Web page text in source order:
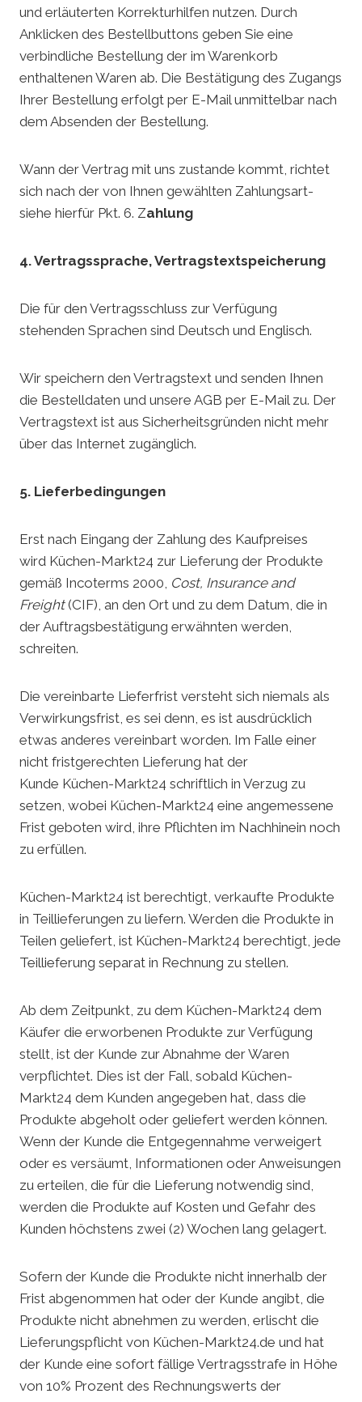
und erläuterten Korrekturhilfen nutzen. Durch
Anklicken des Bestellbuttons geben Sie eine
verbindliche Bestellung der im Warenkorb
enthaltenen Waren ab. Die Bestätigung des Zugangs
Ihrer Bestellung erfolgt per E-Mail unmittelbar nach
dem Absenden der Bestellung.
Wann der Vertrag mit uns zustande kommt, richtet
sich nach der von Ihnen gewählten Zahlungsart-
siehe hierfür Pkt. 6. Zahlung
4. Vertragssprache, Vertragstextspeicherung
Die für den Vertragsschluss zur Verfügung
stehenden Sprachen sind Deutsch und Englisch.
Wir speichern den Vertragstext und senden Ihnen
die Bestelldaten und unsere AGB per E-Mail zu. Der
Vertragstext ist aus Sicherheitsgründen nicht mehr
über das Internet zugänglich.
5. Lieferbedingungen
Erst nach Eingang der Zahlung des Kaufpreises
wird Küchen-Markt24 zur Lieferung der Produkte
gemäß Incoterms 2000, Cost, Insurance and
Freight(CIF), an den Ort und zu dem Datum, die in
der Auftragsbestätigung erwähnten werden,
schreiten.
Die vereinbarte Lieferfrist versteht sich niemals als
Verwirkungsfrist, es sei denn, es ist ausdrücklich
etwas anderes vereinbart worden. Im Falle einer
nicht fristgerechten Lieferung hat der
Kunde Küchen-Markt24 schriftlich in Verzug zu
setzen, wobei Küchen-Markt24 eine angemessene
Frist geboten wird, ihre Pflichten im Nachhinein noch
zu erfüllen.
Küchen-Markt24 ist berechtigt, verkaufte Produkte
in Teillieferungen zu liefern. Werden die Produkte in
Teilen geliefert, ist Küchen-Markt24 berechtigt, jede
Teillieferung separat in Rechnung zu stellen.
Ab dem Zeitpunkt, zu dem Küchen-Markt24 dem
Käufer die erworbenen Produkte zur Verfügung
stellt, ist der Kunde zur Abnahme der Waren
verpflichtet. Dies ist der Fall, sobald Küchen-
Markt24 dem Kunden angegeben hat, dass die
Produkte abgeholt oder geliefert werden können.
Wenn der Kunde die Entgegennahme verweigert
oder es versäumt, Informationen oder Anweisungen
zu erteilen, die für die Lieferung notwendig sind,
werden die Produkte auf Kosten und Gefahr des
Kunden höchstens zwei (2) Wochen lang gelagert.
Sofern der Kunde die Produkte nicht innerhalb der
Frist abgenommen hat oder der Kunde angibt, die
Produkte nicht abnehmen zu werden, erlischt die
Lieferungspflicht von Küchen-Markt24.de und hat
der Kunde eine sofort fällige Vertragsstrafe in Höhe
von 10% Prozent des Rechnungswerts der